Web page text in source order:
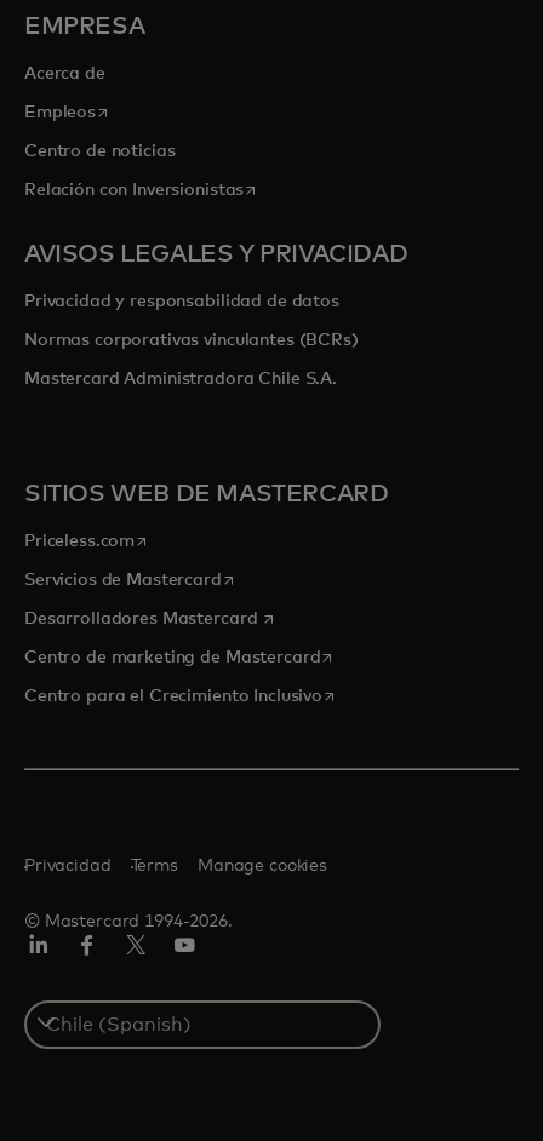
EMPRESA
Acerca de
Empleosse abre en una pestaña nueva
Centro de noticias
Relación con Inversionistasse abre en una pestaña nueva
AVISOS LEGALES Y PRIVACIDAD
Privacidad y responsabilidad de datos
Normas corporativas vinculantes (BCRs)
Mastercard Administradora Chile S.A.
SITIOS WEB DE MASTERCARD
Priceless.com se abre en una pestaña nueva
Servicios de Mastercardse abre en una pestaña nueva
Desarrolladores Mastercard se abre en una pestaña nueva
Centro de marketing de Mastercardse abre en una pestaña
Centro para el Crecimiento Inclusivose abre en una pestaña
© Mastercard 1994-2026.
Privacidad Terms Manage cookies
Select
a
country